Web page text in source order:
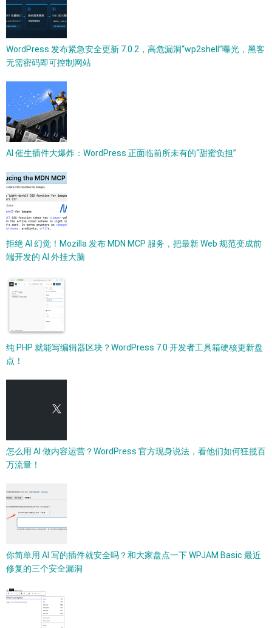
WordPress 发布紧急安全更新 7.0.2，高危漏洞“wp2shell”曝光，黑客
无需密码即可控制网站
AI 催生插件大爆炸：WordPress 正面临前所未有的“甜蜜负担”
拒绝 AI 幻觉！Mozilla 发布 MDN MCP 服务，把最新 Web 规范变成前
端开发的 AI 外挂大脑
纯 PHP 就能写编辑器区块？WordPress 7.0 开发者工具箱硬核更新盘
点！
怎么用 AI 做内容运营？WordPress 官方现身说法，看他们如何狂揽百
万流量！
你简单用 AI 写的插件就安全吗？和大家盘点一下 WPJAM Basic 最近
修复的三个安全漏洞